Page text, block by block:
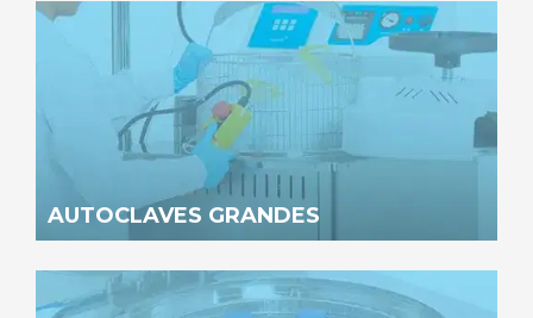
AUTOCLAVES GRANDES